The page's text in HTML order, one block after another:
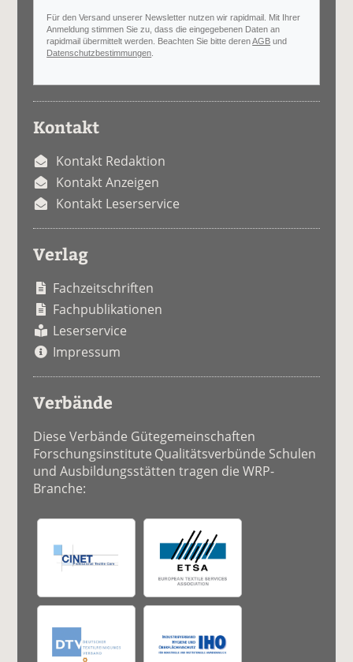
Für den Versand unserer Newsletter nutzen wir rapidmail. Mit Ihrer
Anmeldung stimmen Sie zu, dass die eingegebenen Daten an
rapidmail übermittelt werden. Beachten Sie bitte derenAGB und
Datenschutzbestimmungen
Kontakt
Kontakt Redaktion
Kontakt Anzeigen
Kontakt Leserservice
Verlag
Fachzeitschriften
Fachpublikationen
Leserservice
Impressum
Verbände
Diese Verbände Gütegemeinschaften
Forschungsinstitute Qualitätsverbünde Schulen
und Ausbildungsstätten tragen die WRP-
Branche: